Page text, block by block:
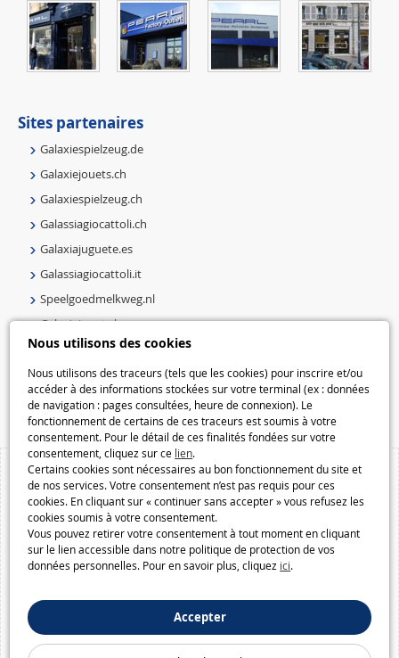
Nous utilisons des cookies
Nous utilisons des traceurs (tels que les cookies) pour inscrire et/ou
accéder à des informations stockées sur votre terminal (ex : données
de navigation : pages consultées, heure de connexion). Le
fonctionnement de certains de ces traceurs est soumis à votre
consentement. Pour le détail de ces finalités fondées sur votre
consentement, cliquez sur ce lien.
Certains cookies sont nécessaires au bon fonctionnement du site et
de nos services. Votre consentement n’est pas requis pour ces
cookies. En cliquant sur « continuer sans accepter » vous refusez les
cookies soumis à votre consentement.
Vous pouvez retirer votre consentement à tout moment en cliquant
sur le lien accessible dans notre politique de protection de vos
données personnelles. Pour en savoir plus, cliquez ici.
Accepter
Sites partenaires
Galaxiespielzeug.de
Galaxiejouets.ch
Galaxiespielzeug.ch
Galassiagiocattoli.ch
Galaxiajuguete.es
Galassiagiocattoli.it
Speelgoedmelkweg.nl
Galaxiejouets.be
Galaxiespielzeug.be
Speelgoedmelkweg.be
Macway.com